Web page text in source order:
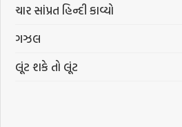
ચાર સાંપ્રત હિન્દી કાવ્યો
ગઝલ
લૂંટ શકે તો લૂંટ